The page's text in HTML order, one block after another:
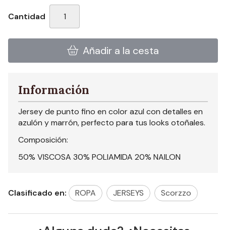
Cantidad
Añadir a la cesta
Información
Jersey de punto fino en color azul con detalles en
azulón y marrón, perfecto para tus looks otoñales.
Composición:
50% VISCOSA 30% POLIAMIDA 20% NAILON
Clasificado en: ROPA JERSEYS Scorzzo